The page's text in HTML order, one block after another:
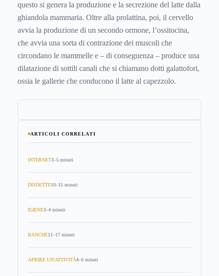
questo si genera la produzione e la secrezione del latte dalla
ghiandola mammaria. Oltre alla prolattina, poi, il cervello
avvia la produzione di un secondo ormone, l’ossitocina,
che avvia una sorta di contrazione dei muscoli che
circondano le mammelle e – di conseguenza – produce una
dilatazione di sottili canali che si chiamano dotti galattofori,
ossia le gallerie che conducono il latte al capezzolo.
ARTICOLI CORRELATI
INTERNET3–5 minuti
DISDETTE10–15 minuti
IGIENE3–4 minuti
BANCHE11–17 minuti
APRIRE UN'ATTIVITÀ4–6 minuti